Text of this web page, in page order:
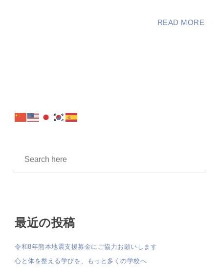
READ MORE
最近の投稿
令和8年熊本地震支援募金にご協力お願いします
心と体を整える学びを、もっと多くの学校へ